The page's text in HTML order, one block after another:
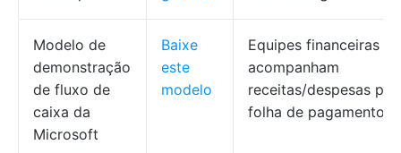
Modelo de
demonstração
de fluxo de
caixa da
Microsoft
Baixe
este
modelo
Equipes financeiras
acompanham
receitas/despesas
folha de pagamento